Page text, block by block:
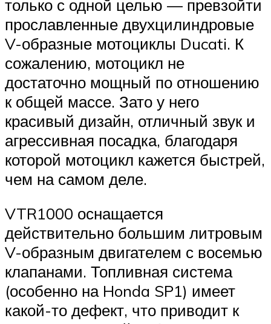
только с одной целью — превзойти
прославленные двухцилиндровые
V-образные мотоциклы Ducati. К
сожалению, мотоцикл не
достаточно мощный по отношению
к общей массе. Зато у него
красивый дизайн, отличный звук и
агрессивная посадка, благодаря
которой мотоцикл кажется быстрей,
чем на самом деле.
VTR1000 оснащается
действительно большим литровым
V-образным двигателем с восемью
клапанами. Топливная система
(особенно на Honda SP1) имеет
какой-то дефект, что приводит к